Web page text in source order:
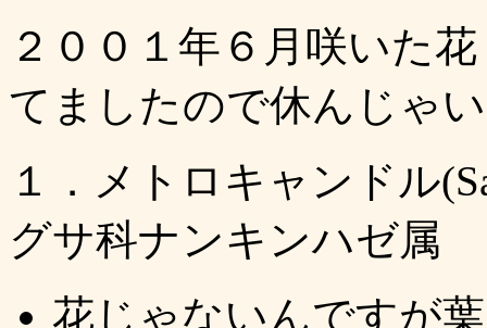
２００１年６月咲いた
てましたので休んじゃ
１．メトロキャンドル
グサ科ナンキンハゼ属
花じゃないんですが